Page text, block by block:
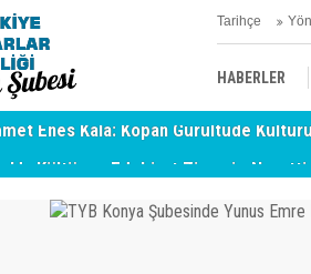
Tarihçe
HABERLER
Kültür ve Edebiyat Zirvesi - Nurettin